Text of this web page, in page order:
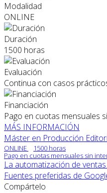
Modalidad
ONLINE
Duración
1500 horas
Evaluación
Continua con casos
Financiación
Pago en cuotas mensuales
MÁS INFORMACIÓN
Máster en Producción
ONLINE
1500 horas
Pago en cuotas mensuales sin
La automatización de
Fuentes preferidas de
Compártelo